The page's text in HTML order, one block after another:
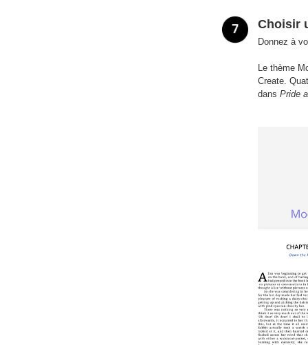
Choisir
Donnez à
Le thème
Create.
dans Pride